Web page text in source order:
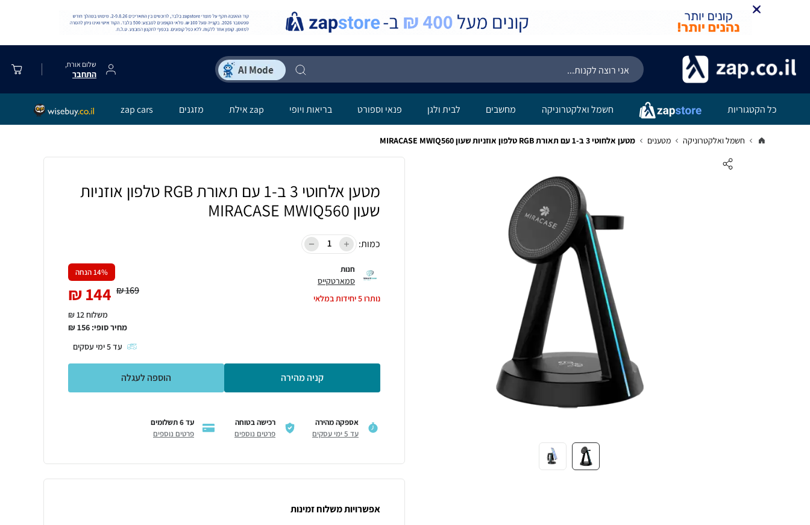
שלום אורח,
התחבר
כל הקטגוריות חשמל ואלקטרוניקה מחשבים לבית ולגן פנאי וספורט בריאות ויופי zap אילת מזגנים zap cars
חשמל ואלקטרוניקה מטענים מטען אלחוטי 3 ב-1 עם תאורת RGB טלפון אוזניות שעון MIRACASE MWIQ560
מטען אלחוטי 3 ב-1 עם תאורת RGB טלפון אוזניות
שעון MIRACASE MWIQ560
כמות:
חנות
סמארטקייס
נותרו5יחידות במלאי
14% הנחה
169
₪
144
₪
משלוח 12 ₪
מחיר סופי: 156
₪
עד5ימי עסקים
קניה מהירה הוספה לעגלה
אספקה מהירה
עד 5 ימי עסקים
רכישה בטוחה
פרטים נוספים
עד 6 תשלומים
פרטים נוספים
אפשרויות משלוח זמינות